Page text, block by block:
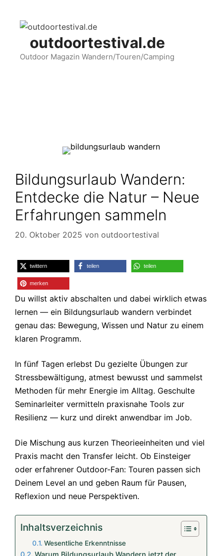
springen
outdoortestival.de
Outdoor Magazin Wandern/Touren/Camping
Bildungsurlaub Wandern:
Entdecke die Natur – Neue
Erfahrungen sammeln
20. Oktober 2025 von outdoortestival
twittern teilen teilen
merken
Du willst aktiv abschalten und dabei wirklich etwas
lernen — ein Bildungsurlaub wandern verbindet
genau das: Bewegung, Wissen und Natur zu einem
klaren Programm.
In fünf Tagen erlebst Du gezielte Übungen zur
Stressbewältigung, atmest bewusst und sammelst
Methoden für mehr Energie im Alltag. Geschulte
Seminarleiter vermitteln praxisnahe Tools zur
Resilienz — kurz und direkt anwendbar im Job.
Die Mischung aus kurzen Theorieeinheiten und viel
Praxis macht den Transfer leicht. Ob Einsteiger
oder erfahrener Outdoor-Fan: Touren passen sich
Deinem Level an und geben Raum für Pausen,
Reflexion und neue Perspektiven.
Inhaltsverzeichnis
Wesentliche Erkenntnisse